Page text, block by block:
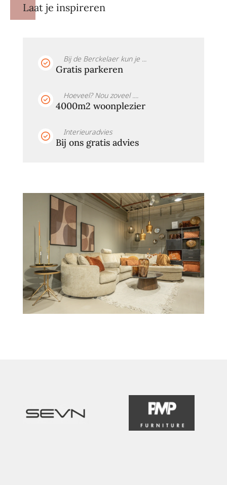
Laat je inspireren
Bij de Berckelaer kun je ...
Gratis parkeren
Hoeveel? Nou zoveel ....
4000m2 woonplezier
Interieuradvies
Bij ons gratis advies